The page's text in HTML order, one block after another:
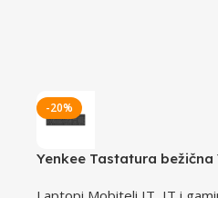
-20%
Yenkee Tastatura bežična